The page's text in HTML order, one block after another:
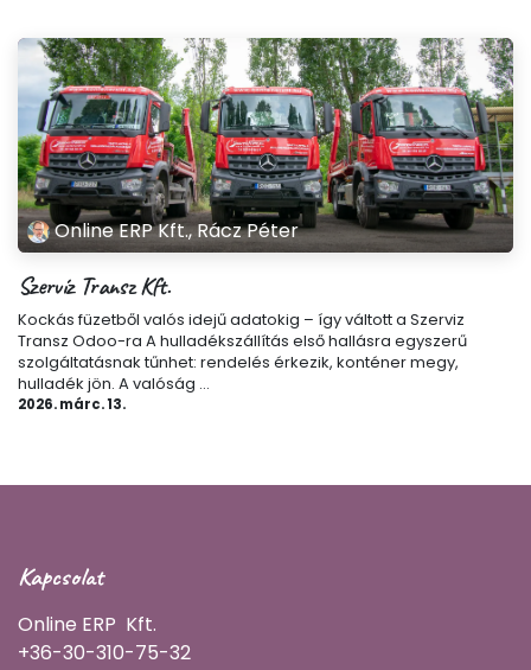
Online ERP Kft., Rácz Péter
Szervíz Transz Kft.
Kockás füzetből valós idejű adatokig – így váltott a Szerviz
Transz Odoo-ra A hulladékszállítás első hallásra egyszerű
szolgáltatásnak tűnhet: rendelés érkezik, konténer megy,
hulladék jön. A valóság ...
2026. márc. 13.
Kapcsolat
Online ERP Kft.
+36-30-310-75-32